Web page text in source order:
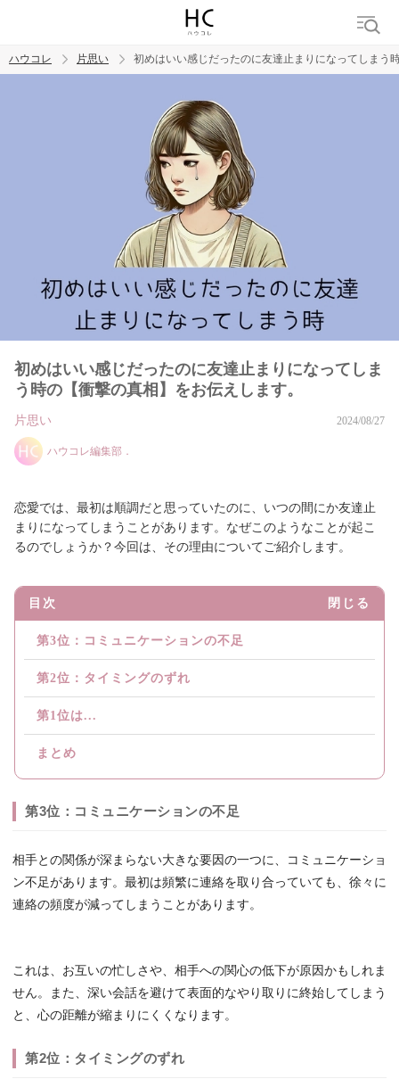
女磨き
ハウコレ 片思い 初めはいい感じだったのに友達止まりになってしまう
初めはいい感じだったのに友達止まりになってしま
う時の【衝撃の真相】をお伝えします。
片思い 2024/08/27
ハウコレ編集部．
恋愛では、最初は順調だと思っていたのに、いつの間にか友達止
まりになってしまうことがあります。なぜこのようなことが起こ
るのでしょうか？今回は、その理由についてご紹介します。
目次 閉じる
第3位：コミュニケーションの不足
第2位：タイミングのずれ
第1位は...
まとめ
第3位：コミュニケーションの不足
相手との関係が深まらない大きな要因の一つに、コミュニケーショ
ン不足があります。最初は頻繁に連絡を取り合っていても、徐々に
連絡の頻度が減ってしまうことがあります。
これは、お互いの忙しさや、相手への関心の低下が原因かもしれま
せん。また、深い会話を避けて表面的なやり取りに終始してしまう
と、心の距離が縮まりにくくなります。
第2位：タイミングのずれ